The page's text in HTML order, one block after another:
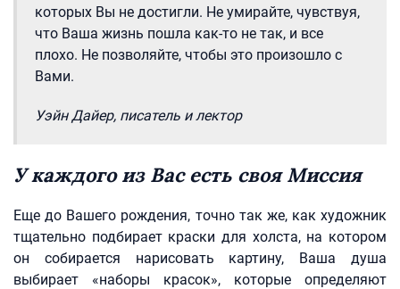
которых Вы не достигли. Не умирайте, чувствуя,
что Ваша жизнь пошла как-то не так, и все
плохо. Не позволяйте, чтобы это произошло с
Вами.
Уэйн Дайер, писатель и лектор
У каждого из Вас есть своя Миссия
Еще до Вашего рождения, точно так же, как художник
тщательно подбирает краски для холста, на котором
он собирается нарисовать картину, Ваша душа
выбирает «наборы красок», которые определяют